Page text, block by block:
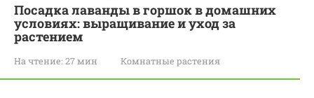
Посадка лаванды в горшок в домашних
условиях: выращивание и уход за
растением
На чтение: 27 мин Комнатные растения